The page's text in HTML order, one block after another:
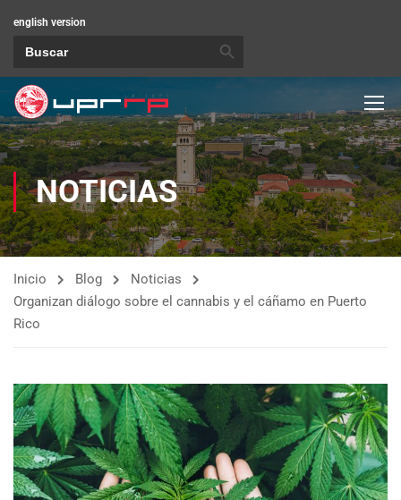
english version
NOTICIAS
Inicio Blog
Noticias
Organizan diálogo sobre el cannabis y el cáñamo en Puerto
Rico